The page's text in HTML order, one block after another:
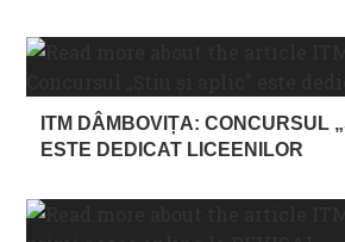
ITM DÂMBOVIȚA: CONCURSUL
ESTE DEDICAT LICEENILOR